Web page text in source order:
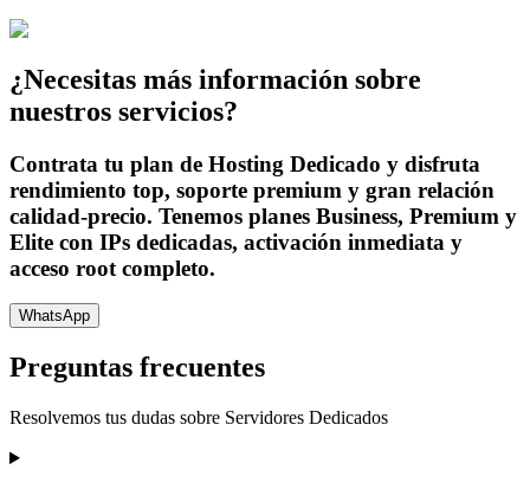
¿Necesitas más información sobre
nuestros servicios?
Contrata tu plan de Hosting Dedicado y disfruta
rendimiento top, soporte premium y gran relación
calidad-precio. Tenemos planes Business, Premium y
Elite con IPs dedicadas, activación inmediata y
acceso root completo.
WhatsApp
Preguntas frecuentes
Resolvemos tus dudas sobre Servidores Dedicados